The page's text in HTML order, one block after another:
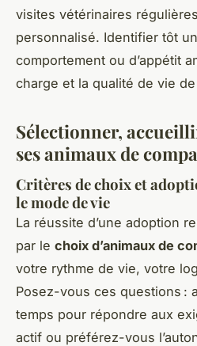
visites vétérinaires
personnalisé. Identifier tôt
comportement ou d’appétit
charge et la qualité de vie de
Sélectionner,
ses animaux de
Critères de choix et
le mode de vie
La réussite d’une adoption
par le choix d’animaux de
votre rythme de vie, votre
Posez-vous ces questions :
temps pour répondre aux
actif ou préférez-vous